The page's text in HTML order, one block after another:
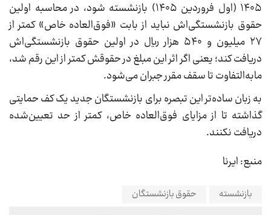
۱۴۰۵ (اول فروردین ۱۴۰۵) بازنشسته شود، در محاسبه اولین
حقوق بازنشستگی‌اش نباید از بابت «فوق‌العاده خاص» کمتر از
۲۷ میلیون و ۵۴۰ هزار ریال در اولین حقوق بازنشستگی‌اش
دریافت کند؛ یعنی اگر اثر این مبلغ در حقوقش کمتر از این رقم شد،
مابه‌التفاوت تا سقف مقرر جبران می‌شود.
به زبان ساده‌تر این تبصره برای بازنشستگان جدید یک کف حمایتی
گذاشته تا از مزایای فوق‌العاده خاص، کمتر از حد تعیین‌شده
دریافت نکنند.
منبع: ایرنا
بازنشسته حقوق بازنشستگان